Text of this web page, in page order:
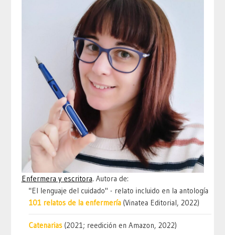
Enfermera y escritora. Autora de:
"El lenguaje del cuidado" - relato incluido en la antología
101 relatos de la enfermería (Vinatea Editorial, 2022)
Catenarias (2021; reedición en Amazon, 2022)